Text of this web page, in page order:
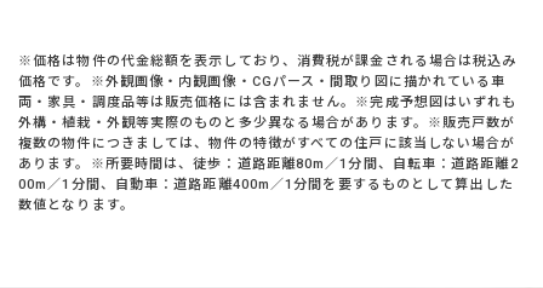
※価格は物件の代金総額を表示しており、消費税が課金される場合は税込み
価格です。※外観画像・内観画像・CGパース・間取り図に描かれている車
両・家具・調度品等は販売価格には含まれません。※完成予想図はいずれも
外構・植栽・外観等実際のものと多少異なる場合があります。※販売戸数が
複数の物件につきましては、物件の特徴がすべての住戸に該当しない場合が
あります。※所要時間は、徒歩：道路距離80m／1分間、自転車：道路距離2
00m／1分間、自動車：道路距離400m／1分間を要するものとして算出した
数値となります。